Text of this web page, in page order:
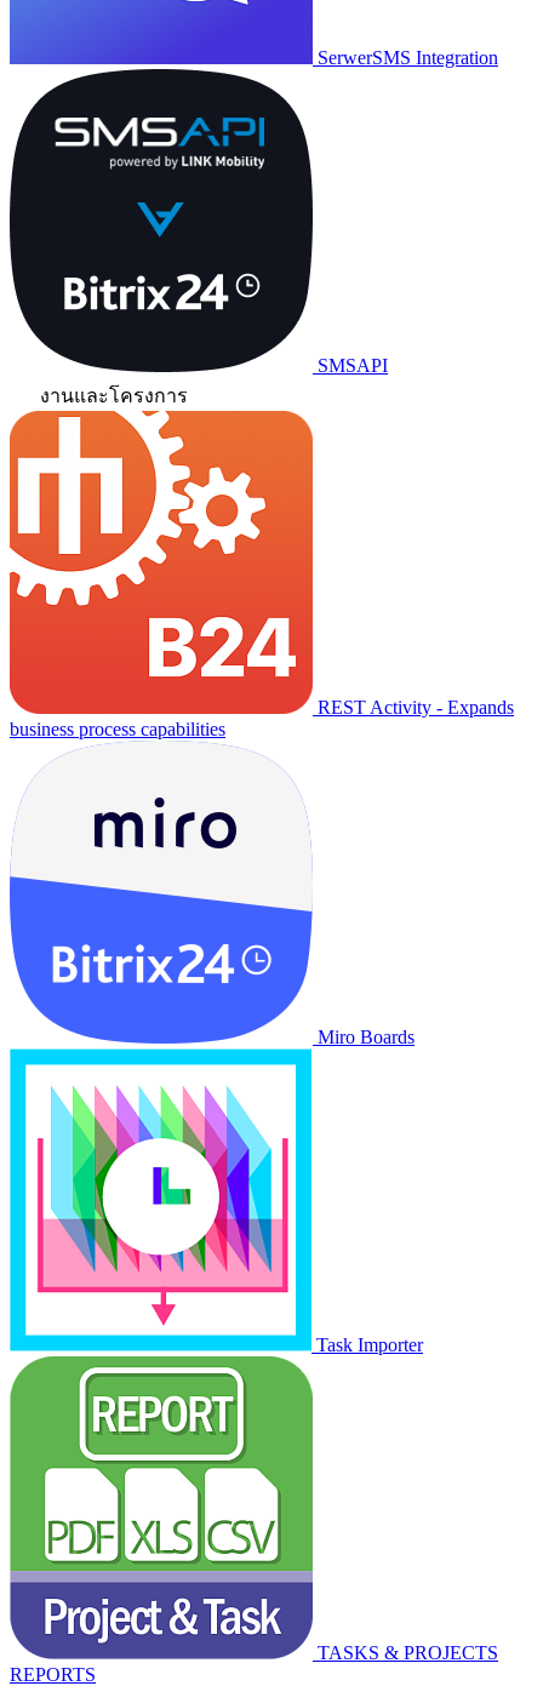
SerwerSMS Integration
SMSAPI
งานและโครงการ
REST Activity - Expands
business process capabilities
Miro Boards
Task Importer
TASKS & PROJECTS
REPORTS